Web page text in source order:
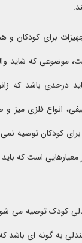
برای کودکان و
موضوعی که شاید
درحدی باشد که
انواع فلزی
کودکان توصیه
معیارهایی است که
کودک توصیه می
به گونه ای باشد